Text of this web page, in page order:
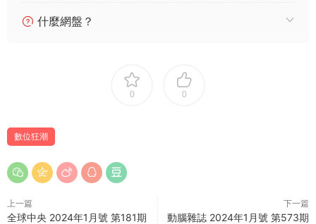
什麼網盤？
0 0
數位狂潮
上一篇
全球中央 2024年1月號 第181期
下一篇
動腦雜誌 2024年1月號 第573期